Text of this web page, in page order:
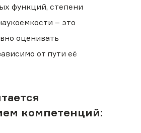
функций, степени
– это
оценивать
от пути её
компетенций: